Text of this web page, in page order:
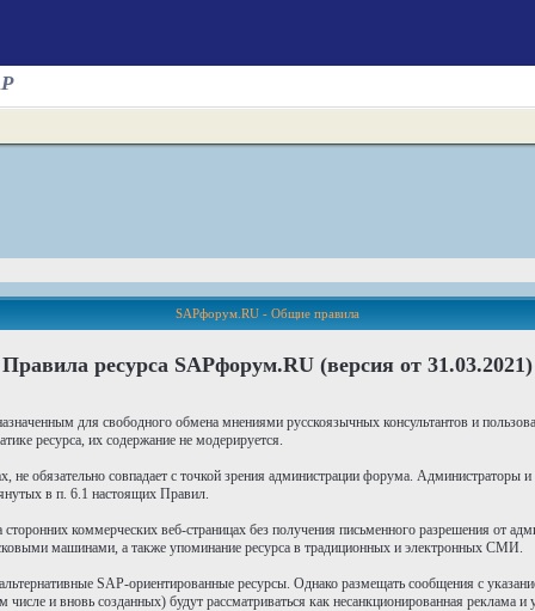
SAPфорум.RU - Общие правила
Правила ресурса SAPфорум.RU (версия от 31.03.2021)
для свободного обмена мнениями русскоязычных консультантов и
ресурса, их содержание не модерируется.
обязательно совпадает с точкой зрения администрации форума. Администраторы
в п. 6.1 настоящих Правил.
коммерческих веб-страницах без получения письменного разрешения от
машинами, а также упоминание ресурса в традиционных и электронных СМИ.
SAP-ориентированные ресурсы. Однако размещать сообщения с
и вновь созданных) будут рассматриваться как несанкционированная реклама и